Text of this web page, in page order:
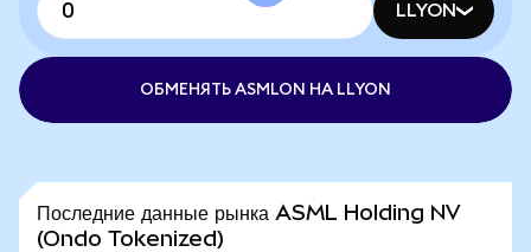
LLYON
ОБМЕНЯТЬ ASMLON НА LLYON
Последние данные рынка ASML Holding NV
(Ondo Tokenized)